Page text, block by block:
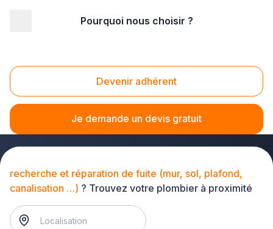
Pourquoi nous choisir ?
Devenir adhérent
Je demande un devis gratuit
Recherche et réparation de fuite (mur, sol,
plafond, canalisation …)
recherche et réparation de fuite (mur, sol, plafond,
canalisation …) ? Trouvez votre plombier à proximité